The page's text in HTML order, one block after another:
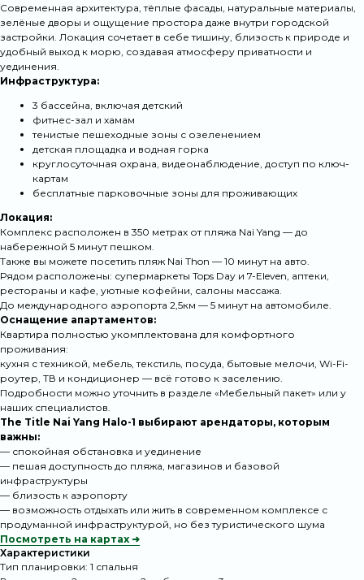
Современная архитектура, тёплые фасады, натуральные материалы,
зелёные дворы и ощущение простора даже внутри городской
застройки. Локация сочетает в себе тишину, близость к природе и
удобный выход к морю, создавая атмосферу приватности и
уединения.
Инфраструктура:
3 бассейна, включая детский
фитнес-зал и хамам
тенистые пешеходные зоны с озеленением
детская площадка и водная горка
круглосуточная охрана, видеонаблюдение, доступ по ключ-
картам
бесплатные парковочные зоны для проживающих
Локация:
Комплекс расположен в 350 метрах от пляжа Nai Yang — до
набережной 5 минут пешком.
Также вы можете посетить пляж Nai Thon — 10 минут на авто.
Рядом расположены: супермаркеты Tops Day и 7-Eleven, аптеки,
рестораны и кафе, уютные кофейни, салоны массажа.
До международного аэропорта 2,5км — 5 минут на автомобиле.
Оснащение апартаментов:
Квартира полностью укомплектована для комфортного
проживания:
кухня с техникой, мебель, текстиль, посуда, бытовые мелочи, Wi-Fi-
роутер, ТВ и кондиционер — всё готово к заселению.
Подробности можно уточнить в разделе «Мебельный пакет» или у
наших специалистов.
The Title Nai Yang Halo-1 выбирают арендаторы, которым
важны:
— спокойная обстановка и уединение
— пешая доступность до пляжа, магазинов и базовой
инфраструктуры
— близость к аэропорту
— возможность отдыхать или жить в современном комплексе с
продуманной инфраструктурой, но без туристического шума
Посмотреть на картах ➜
Характеристики
Тип планировки: 1 спальня
Что отличает
наш сервис
Только личный портфель RPS
400+ квартир, прошедших технический и
эстетический контроль